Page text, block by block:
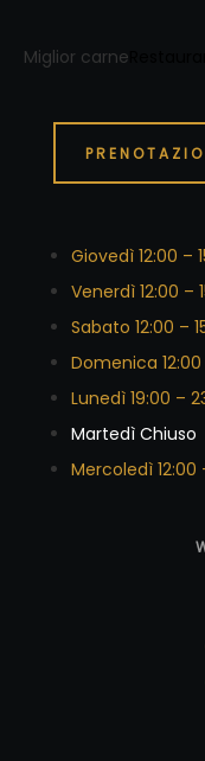
Miglior carne
Giovedì 12:00 –
Venerdì 12:00 –
Sabato 12:00 –
Domenica 12:00
Lunedì 19:00 –
Martedì Chiuso
Mercoledì 12:00